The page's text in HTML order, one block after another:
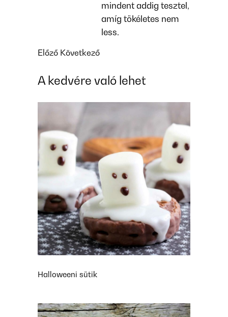
mindent addig tesztel,
amíg tökéletes nem
less.
Előző Következő
A kedvére való lehet
Halloweeni sütik